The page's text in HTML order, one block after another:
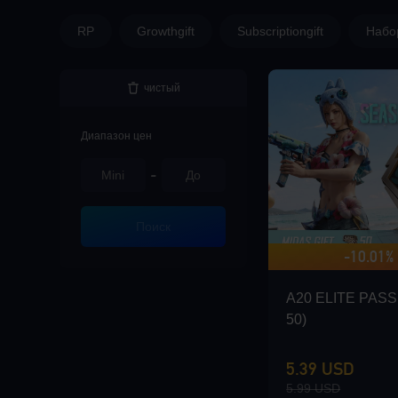
RP Growthgift Subscriptiongift
чистый
Диапазон цен
-
-10.01%
A20 ELITE
50)
5.39 USD
5.99 USD